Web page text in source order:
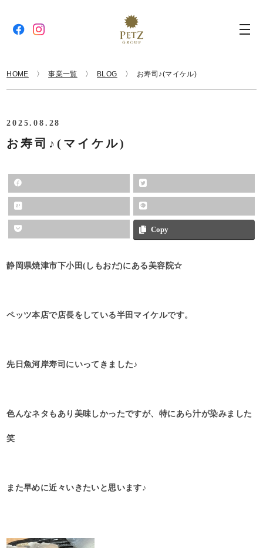
HOME 事業一覧 BLOG お寿司♪(マイケル)
2025.08.28
お寿司♪(マイケル)
Copy
静岡県焼津市下小田(しもおだ)にある美容院☆
ペッツ本店で店長をしている半田マイケルです。
先日魚河岸寿司にいってきました♪
色んなネタもあり美味しかったですが、特にあら汁が染みました
笑
また早めに近々いきたいと思います♪